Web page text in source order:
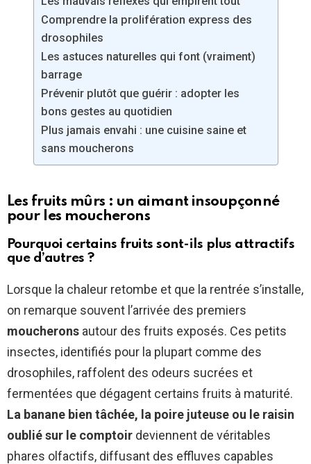
Comprendre la prolifération express des
drosophiles
Les astuces naturelles qui font (vraiment)
barrage
Prévenir plutôt que guérir : adopter les
bons gestes au quotidien
Plus jamais envahi : une cuisine saine et
sans moucherons
Les fruits mûrs : un aimant insoupçonné
pour les moucherons
Pourquoi certains fruits sont-ils plus attractifs
que d’autres ?
Lorsque la chaleur retombe et que la rentrée s’installe,
on remarque souvent l’arrivée des premiers
moucherons autour des fruits exposés. Ces petits
insectes, identifiés pour la plupart comme des
drosophiles, raffolent des odeurs sucrées et
fermentées que dégagent certains fruits à maturité.
La banane bien tâchée, la poire juteuse ou le raisin
oublié sur le comptoir deviennent de véritables
phares olfactifs, diffusant des effluves capables